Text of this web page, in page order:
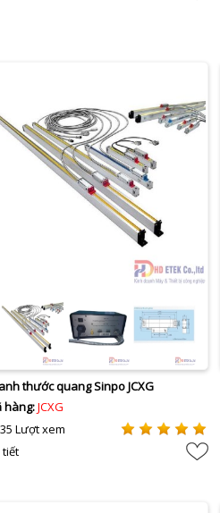
thước quang Sinpo JCXG
hàng:JCXG
Lượt xem
tiết